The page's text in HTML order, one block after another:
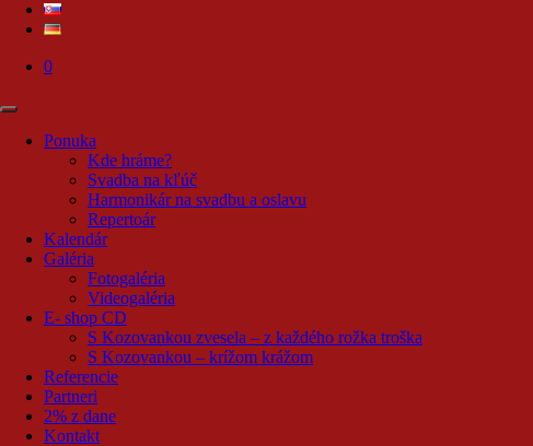
0
Ponuka
Kde hráme?
Svadba na kľúč
Harmonikár na svadbu a oslavu
Repertoár
Kalendár
Galéria
Fotogaléria
Videogaléria
E- shop CD
S Kozovankou zvesela – z každého rožka troška
S Kozovankou – krížom krážom
Referencie
Partneri
2% z dane
Kontakt